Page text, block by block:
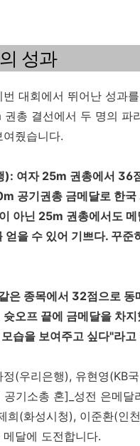
성과
대회에서 뛰어난 성과
총 결선에서 두 명의
줬습니다.
여자 25m 권총에서 36
공기권총 금메달로 한
아닌 25m 권총에서도
얻을 수 있어 기쁘다. 꾸
은 종목에서 32점으로 동
오프 끝에 금메달을 차
습을 보여주고 싶다"라
(우리은행), 유현영(KB
기소총 혼]_성전 은메
희(화성시청), 이준환(인
달에 도전합니다.